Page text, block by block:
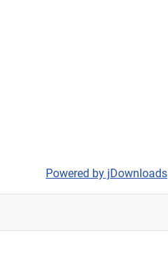
Powered by jDownloads